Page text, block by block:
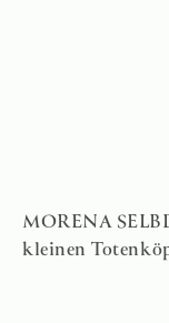
MORENA
kleinen